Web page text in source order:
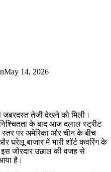
May 14, 2026
जबरदस्त तेजी देखने को मिली।
के बाद आज दलाल स्ट्रीट
स्तर पर अमेरिका और चीन के बीच
बाजार में भारी शॉर्ट कवरिंग के
जोरदार उछाल की वजह से
है।